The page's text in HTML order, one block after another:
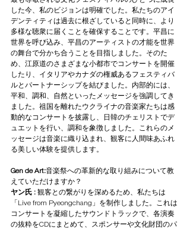
した今、私のビジョンは明確でした。私たちのアイ
デンティティは過去に根ざしていると同時に、より
多様な聴衆に届くことを確保することです。平昌に
世界を呼び込み、平昌のアーティストの才能を世界
の舞台で分かち合うことを目指しました。そのた
め、江原道のさまざまな小都市でコンサートを開催
したり、イタリアやカナダの権威あるフェスティバ
ルとパートナーシップを結びました。内部的には、
平和、調和、自然といったメッセージを強調してき
ました。祖国を離れたウクライナの音楽家たちは感
動的なコンサートを披露し、日韓のチェリストでデ
ュエットを行い、調和を象徴しました。これらのメ
ッセージは音楽に織り込まれ、観客に人間味あふれ
る美しい体験を提供します。
Gen de Art:音楽祭への革新的な取り組みについて教
えていただけますか？
ヤン氏 : 観客との繋がりを深めるため、私たちは
「Live from Pyeongchang」を制作しました。これは
コンサートを凝縮したサウンドトラックで、各演奏
の抜粋をCDにまとめて、スポンサーや文化財団のパ